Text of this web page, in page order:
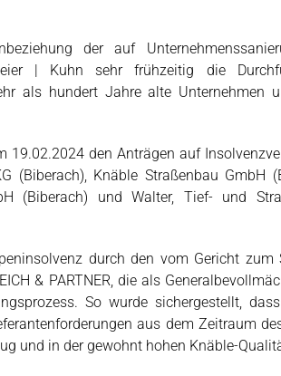
der auf
| Kuhn sehr frühzeitig die
als hundert Jahre alte Unternehmen
19.02.2024 den Anträgen auf
(Biberach), Knäble Straßenbau GmbH
(Biberach) und Walter, Tief- und
durch den vom Gericht zum
& PARTNER, die als
So wurde sichergestellt,
aus dem Zeitraum
und in der gewohnt hohen Knäble-